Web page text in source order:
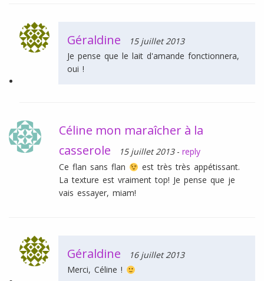
Géraldine
15 juillet 2013
Je pense que le lait d'amande fonctionnera,
oui !
Céline mon maraîcher à la
casserole
15 juillet 2013 - reply
Ce flan sans flan
est très très appétissant.
La texture est vraiment top! Je pense que je
vais essayer, miam!
Géraldine
16 juillet 2013
Merci, Céline !